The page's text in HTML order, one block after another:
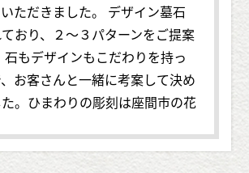
ただきました。 デザイン墓石
おり、２～３パターンをご提案
石もデザインもこだわりを持っ
お客さんと一緒に考案して決め
。ひまわりの彫刻は座間市の花
きご成約いただきました。